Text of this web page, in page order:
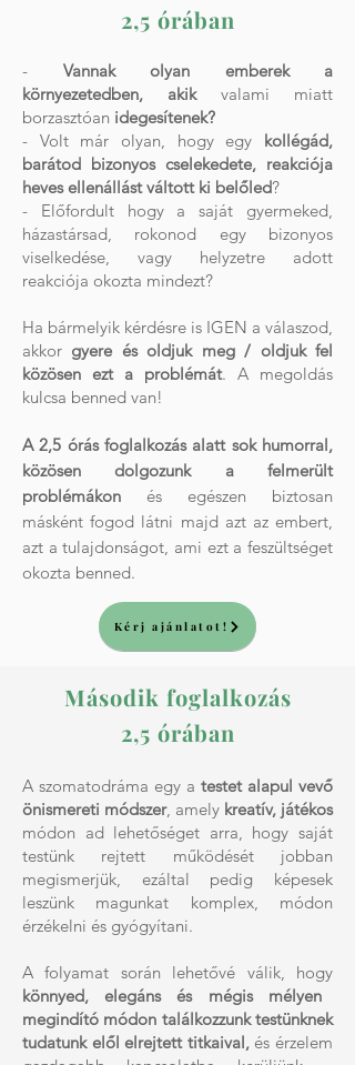
2,5 órában
- Vannak olyan emberek a
környezetedben, akik valami miatt
borzasztóan idegesítenek?
- Volt már olyan, hogy egy kollégád,
barátod bizonyos cselekedete, reakciója
heves ellenállást váltott ki belőled?
- Előfordult hogy a saját gyermeked,
házastársad, rokonod egy bizonyos
viselkedése, vagy helyzetre adott
reakciója okozta mindezt?
Ha bármelyik kérdésre is IGEN a válaszod,
akkor gyere és oldjuk meg / oldjuk fel
közösen ezt a problémát. A megoldás
kulcsa benned van!
A 2,5 órás foglalkozás alatt sok humorral,
közösen dolgozunk a felmerült
problémákon és egészen biztosan
másként fogod látni majd azt az embert,
azt a tulajdonságot, ami ezt a feszültséget
okozta benned.
Kérj ajánlatot!
Második foglalkozás
2,5 órában
A szomatodráma egy a testet alapul vevő
önismereti módszer, amely kreatív, játékos
módon ad lehetőséget arra, hogy saját
testünk rejtett működését jobban
megismerjük, ezáltal pedig képesek
leszünk magunkat komplex, módon
érzékelni és gyógyítani.
A folyamat során lehetővé válik, hogy
könnyed, elegáns és mégis mélyen
megindító módon találkozzunk testünknek
tudatunk elől elrejtett titkaival, és érzelem